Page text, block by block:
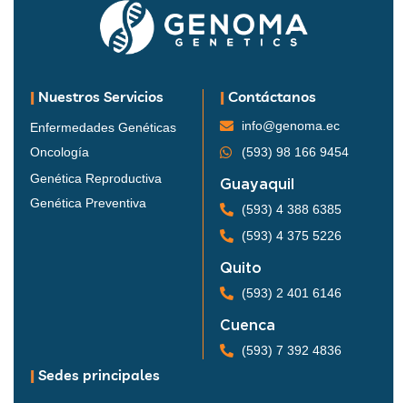
| Nuestros Servicios
Enfermedades Genéticas
Oncología
Genética Reproductiva
Genética Preventiva
| Contáctanos
info@genoma.ec
(593) 98 166 9454
Guayaquil
(593) 4 388 6385
(593) 4 375 5226
Quito
(593) 2 401 6146
Cuenca
(593) 7 392 4836
| Sedes principales